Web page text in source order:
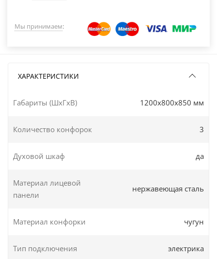
Мы принимаем:
ХАРАКТЕРИСТИКИ
Габариты (ШxГxВ) 1200x800x850 мм
Количество конфорок 3
Духовой шкаф да
Материал лицевой
панели
нержавеющая сталь
Материал конфорки чугун
Тип подключения электрика